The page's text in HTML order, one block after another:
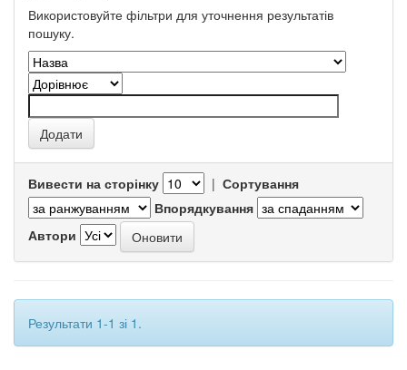
Використовуйте фільтри для уточнення результатів
пошуку.
Вивести на сторінку | Сортування
Впорядкування
Автори
Результати 1-1 зі 1.